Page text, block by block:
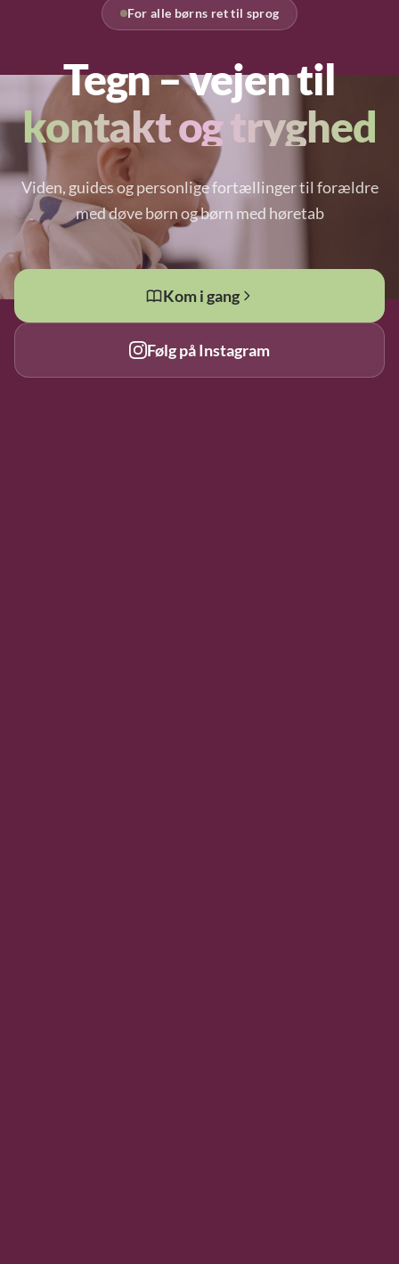
For alle børns ret til sprog
Tegn – vejen til
kontakt og tryghed
Viden, guides og personlige fortællinger til forældre
med døve børn og børn med høretab
Kom i gang
Følg på Instagram